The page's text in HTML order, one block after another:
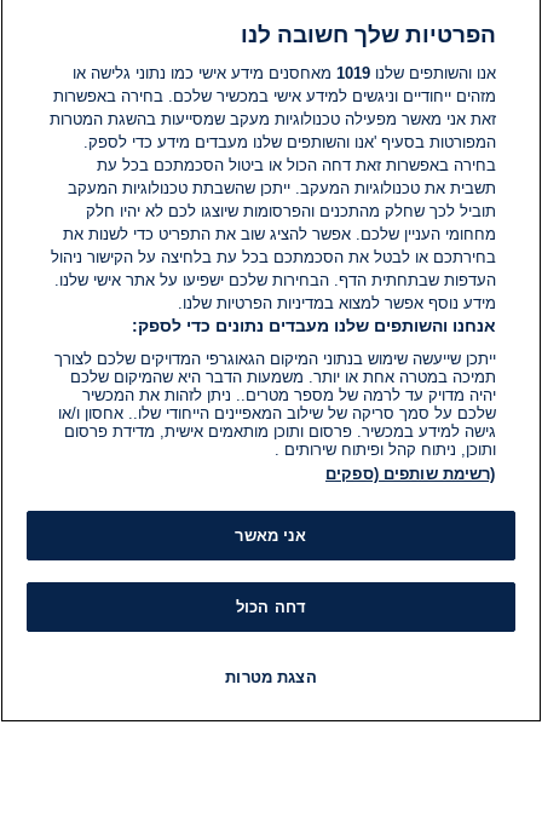
תגובות
אין עדיין תגובות. היה הראשון להגיב
הוסף תגובה
הפרטיות שלך חשובה לנו
אנו והשותפים שלנו1019 מאחסנים מידע אישי כמו נתוני גלישה או
מזהים ייחודיים וניגשים למידע אישי במכשיר שלכם. בחירה באפשרות
זאת אני מאשר מפעילה טכנולוגיות מעקב שמסייעות בהשגת המטרות
המפורטות בסעיף 'אנו והשותפים שלנו מעבדים מידע כדי לספק.
בחירה באפשרות זאת דחה הכול או ביטול הסכמתכם בכל עת
תשבית את טכנולוגיות המעקב. ייתכן שהשבתת טכנולוגיות המעקב
תוביל לכך שחלק מהתכנים והפרסומות שיוצגו לכם לא יהיו חלק
מחחומי העניין שלכם. אפשר להציג שוב את התפריט כדי לשנות את
בחירתכם או לבטל את הסכמתכם בכל עת בלחיצה על הקישור ניהול
העדפות שבתחתית הדף. הבחירות שלכם ישפיעו על אתר אישי שלנו.
מידע נוסף אפשר למצוא במדיניות הפרטיות שלנו.
אנחנו והשותפים שלנו מעבדים נתונים כדי לספק:
ייתכן שייעשה שימוש בנתוני המיקום הגאוגרפי המדויקים שלכם לצורך
תמיכה במטרה אחת או יותר. משמעות הדבר היא שהמיקום שלכם
יהיה מדויק עד לרמה של מספר מטרים.. ניתן לזהות את המכשיר
שלכם על סמך סריקה של שילוב המאפיינים הייחודי שלו.. אחסון ו/או
גישה למידע במכשיר. פרסום ותוכן מותאמים אישית, מדידת פרסום
ותוכן, ניתוח קהל ופיתוח שירותים .
(רשימת שותפים (ספקים
אני מאשר
דחה הכול
הצגת מטרות